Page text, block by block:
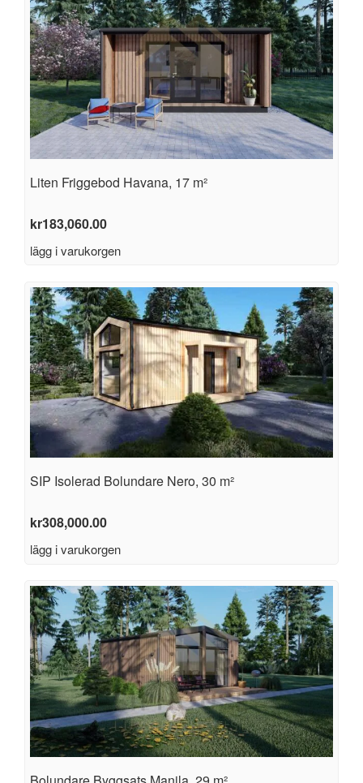
Liten Friggebod Havana, 17 m²
kr183,060.00
lägg i varukorgen
SIP Isolerad Bolundare Nero, 30 m²
kr308,000.00
lägg i varukorgen